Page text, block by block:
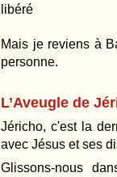
libéré
Mais je reviens à
personne.
L’Aveugle de
Jéricho, c'est la
avec Jésus et ses
Glissons-nous